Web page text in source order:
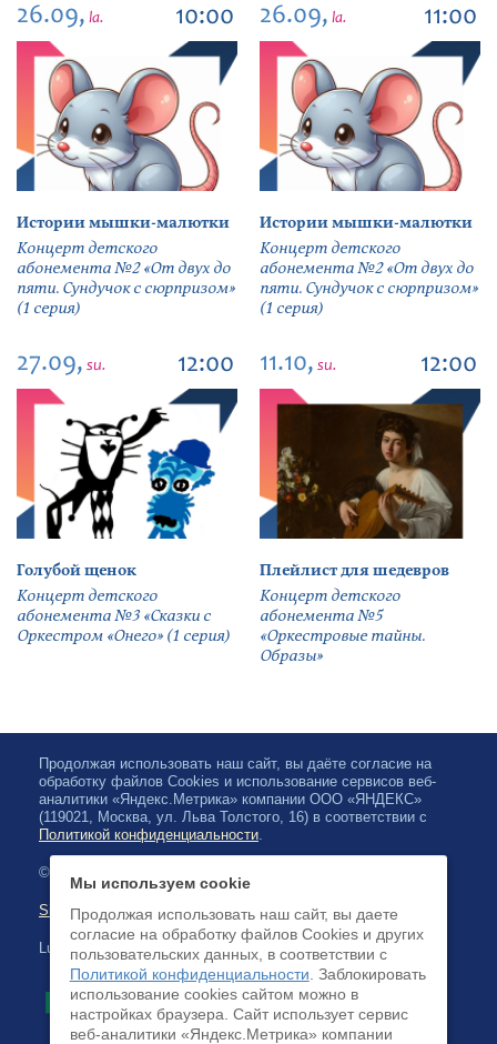
26.09, la. 10:00
Истории мышки-малютки
Концерт детского
абонемента №2 «От двух до
пяти. Сундучок с сюрпризом»
(1 серия)
26.09, la. 11:00
Истории мышки-малютки
Концерт детского
абонемента №2 «От двух до
пяти. Сундучок с сюрпризом»
(1 серия)
27.09, su. 12:00
Голубой щенок
Концерт детского
абонемента №3 «Сказки с
Оркестром «Онего» (1 серия)
11.10, su. 12:00
Плейлист для шедевров
Концерт детского
абонемента №5
«Оркестровые тайны.
Образы»
Продолжая использовать наш сайт, вы даёте согласие на
обработку файлов Cookies и использование сервисов веб-
аналитики «Яндекс.Метрика» компании ООО «ЯНДЕКС»
(119021, Москва, ул. Льва Толстого, 16) в соответствии с
Политикой конфиденциальности.
© 2026, Karjalan valtionfilharmonia
Sivuston kartta
Luottokortilla maksaminen on saatavilla
Мы используем cookie
Продолжая использовать наш сайт, вы даете
согласие на обработку файлов Cookies и других
пользовательских данных, в соответствии с
Политикой конфиденциальности . Заблокировать
использование cookies сайтом можно в
настройках браузера. Cайт использует сервис
веб-аналитики «Яндекс.Метрика» компании